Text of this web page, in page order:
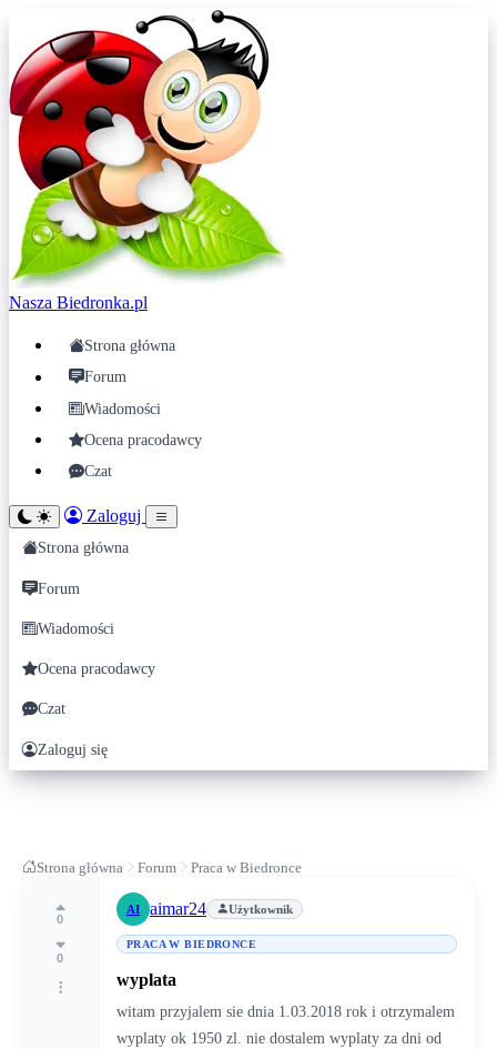
Nasza Biedronka.pl
Strona główna
Forum
Wiadomości
Ocena pracodawcy
Czat
Zaloguj
Strona główna
Forum
Wiadomości
Ocena pracodawcy
Czat
Zaloguj się
Strona główna Forum Praca w Biedronce
0
0
AI aimar24 Użytkownik
PRACA W BIEDRONCE
wyplata
witam przyjalem sie dnia 1.03.2018 rok i otrzymalem
wyplaty ok 1950 zl. nie dostalem wyplaty za dni od